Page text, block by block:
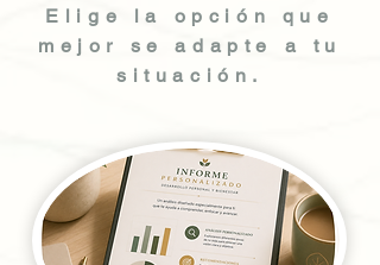
Elige la opción que
mejor se adapte a tu
situación.